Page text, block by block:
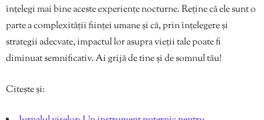
înțelegi mai bine aceste experiențe nocturne. Reține că ele sunt o
parte a complexității ființei umane și că, prin înțelegere și
strategii adecvate, impactul lor asupra vieții tale poate fi
diminuat semnificativ. Ai grijă de tine și de somnul tău!
Citește și: